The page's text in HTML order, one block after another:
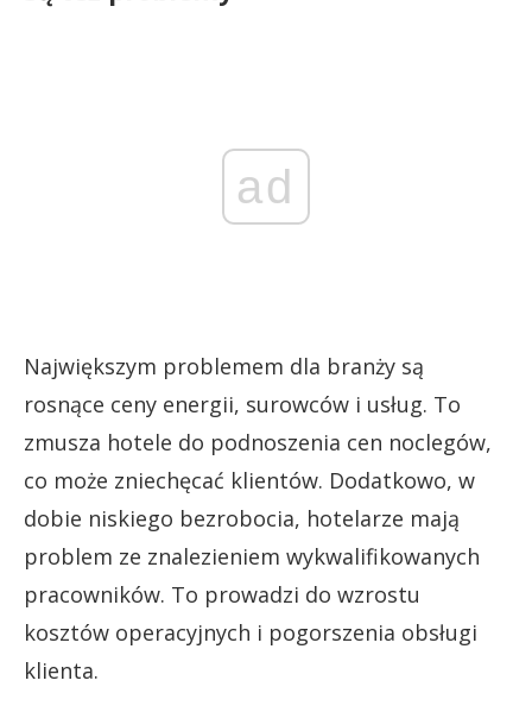
ad
Największym problemem dla branży są
rosnące ceny energii, surowców i usług. To
zmusza hotele do podnoszenia cen noclegów,
co może zniechęcać klientów. Dodatkowo, w
dobie niskiego bezrobocia, hotelarze mają
problem ze znalezieniem wykwalifikowanych
pracowników. To prowadzi do wzrostu
kosztów operacyjnych i pogorszenia obsługi
klienta.